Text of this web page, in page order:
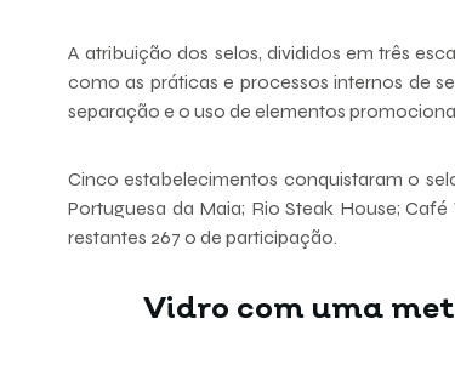
A atribuição dos selos, divididos em três
como as práticas e processos internos de
separação e o uso de elementos
Cinco estabelecimentos conquistaram o
Portuguesa da Maia; Rio Steak House;
restantes 267 o de participação.
Vidro com uma